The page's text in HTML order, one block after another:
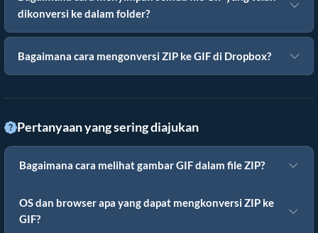
dikonversi ke dalam folder?
Bagaimana cara mengonversi ZIP ke GIF di Dropbox?
Pertanyaan yang sering diajukan
Bagaimana cara melihat gambar GIF dalam file ZIP?
OS dan browser apa yang dapat mengkonversi ZIP ke
GIF?